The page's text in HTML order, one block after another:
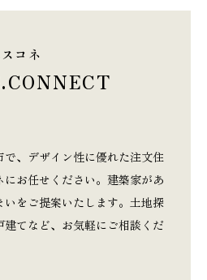
コネ
、デザイン性に優れた注文住
お任せください。建築家があ
いをご提案いたします。土地探
建てなど、お気軽にご相談くだ